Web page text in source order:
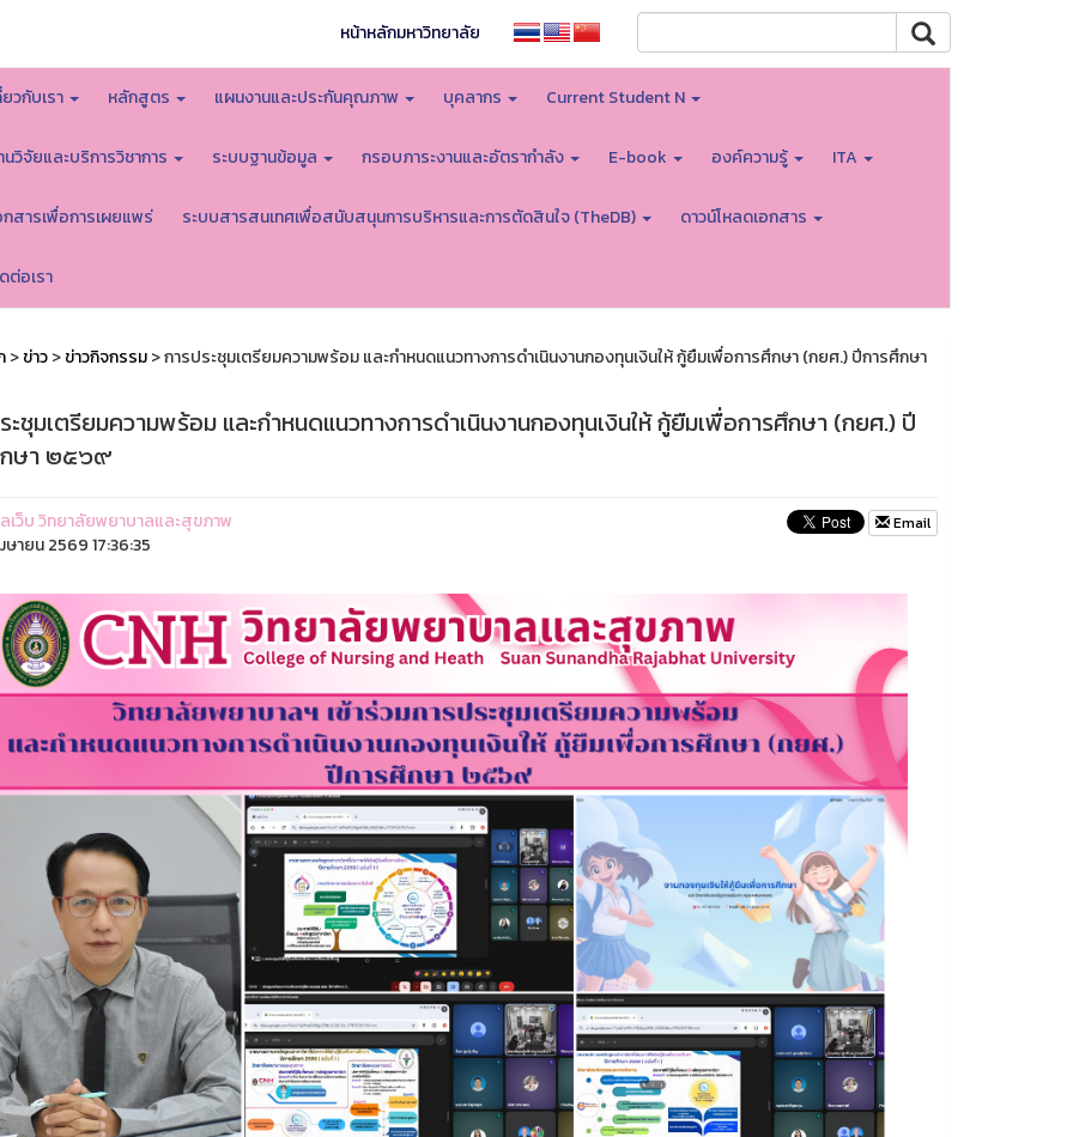
หน้าหลักมหาวิทยาลัย
ยวกับเรา หลักสูตร แผนงานและประกันคุณภาพ บุคลากร Current Student N
นวิจัยและบริการวิชาการ ระบบฐานข้อมูล กรอบภาระงานและอัตรากำลัง E-book องค์ความรู้ ITA
กสารเพื่อการเผยแพร่ ระบบสารสนเทศเพื่อสนับสนุนการบริหารและการตัดสินใจ (TheDB) ดาวน์โหลดเอกสาร
ต่อเรา
>ข่าว>ข่าวกิจกรรม> การประชุมเตรียมความพร้อม และกำหนดแนวทางการดำเนินงานกองทุนเงินให้ กู้ยืมเพื่อการศึกษา (กยศ.) ปีการศึกษา
ะชุมเตรียมความพร้อม และกำหนดแนวทางการดำเนินงานกองทุนเงินให้ กู้ยืมเพื่อการศึกษา (กยศ.) ปี
ษา ๒๕๖๙
ว็บ วิทยาลัยพยาบาลและสุขภาพ
ษายน 2569 17:36:35
Email